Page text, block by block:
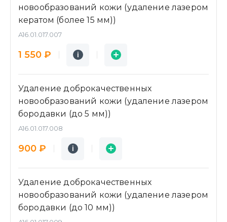
новообразований кожи (удаление лазером
кератом (более 15 мм))
A16.01.017.007
1 550 ₽ i
Подробнее
i
Заявка
Удаление доброкачественных
новообразований кожи (удаление лазером
бородавки (до 5 мм))
A16.01.017.008
900 ₽ i
Подробнее
i
Заявка
Удаление доброкачественных
новообразований кожи (удаление лазером
бородавки (до 10 мм))